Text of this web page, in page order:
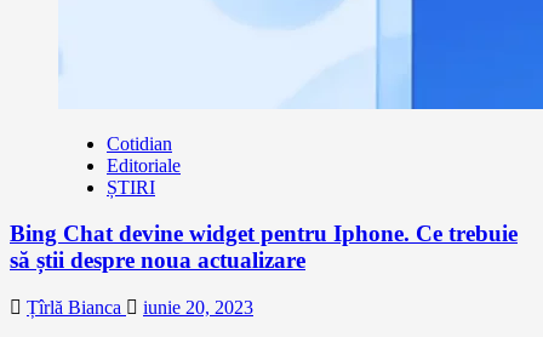
Cotidian
Editoriale
ȘTIRI
Bing Chat devine widget pentru Iphone. Ce trebuie
să știi despre noua actualizare
Țîrlă Bianca
iunie 20, 2023